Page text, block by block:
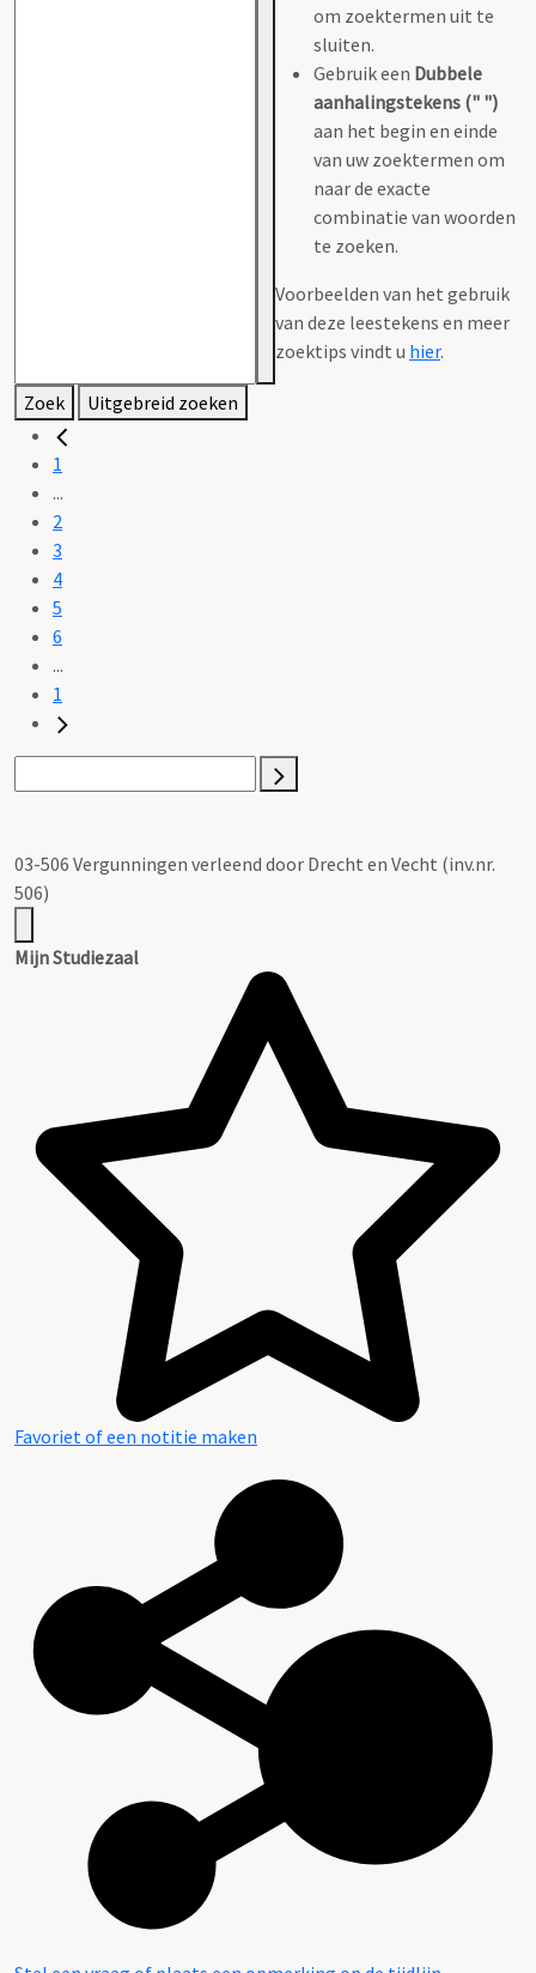
om zoektermen uit te
sluiten.
Gebruik een Dubbele
aanhalingstekens (" ")
aan het begin en einde
van uw zoektermen om
naar de exacte
combinatie van woorden
te zoeken.
Voorbeelden van het gebruik
van deze leestekens en meer
zoektips vindt u hier.
Zoek Uitgebreid zoeken
1
...
2
3
4
5
6
...
1
03-506 Vergunningen verleend door Drecht en Vecht (inv.nr.
506)
Mijn Studiezaal
Favoriet of een notitie maken